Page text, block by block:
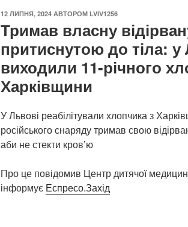
ОПУБЛІКОВАНО
12 ЛИПНЯ, 2024 АВТОРОМ LVIV1256
Тримав власну
притиснутою до тіла: у
виходили 11-річного
Харківщини
У Львові реабілітували хлопчика з
російського снаряду тримав свою
аби не стекти кровʼю
Про це повідомив Центр дитячої
інформує Еспресо.Захід